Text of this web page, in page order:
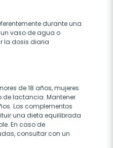
durante una
vaso de agua o
la dosis diaria
de 18 años, mujeres
de lactancia. Mantener
Los complementos
una dieta equilibrada
En caso de
consultar con un